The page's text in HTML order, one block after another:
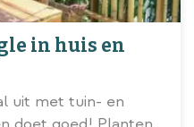
in huis en
uit met tuin- en